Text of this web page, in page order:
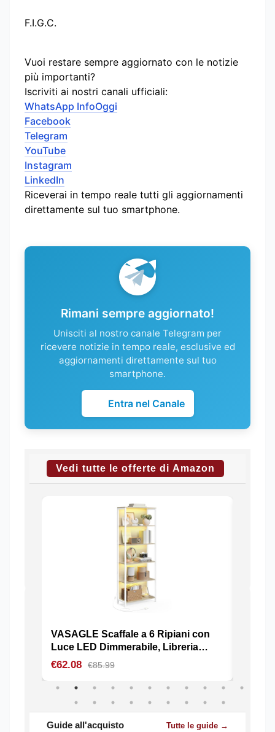
F.I.G.C.
Vuoi restare sempre aggiornato con le notizie
più importanti?
Iscriviti ai nostri canali ufficiali:
WhatsApp InfoOggi
Facebook
Telegram
YouTube
Instagram
LinkedIn
Riceverai in tempo reale tutti gli aggiornamenti
direttamente sul tuo smartphone.
Rimani sempre aggiornato!
Unisciti al nostro canale Telegram per
ricevere notizie in tempo reale, esclusive ed
aggiornamenti direttamente sul tuo
smartphone.
Entra nel Canale